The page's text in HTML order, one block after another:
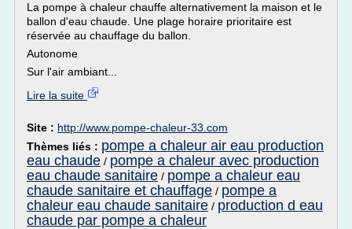
La pompe à chaleur chauffe alternativement la maison et le
ballon d'eau chaude. Une plage horaire prioritaire est
réservée au chauffage du ballon.
Autonome
Sur l'air ambiant...
Lire la suite
Site : http://www.pompe-chaleur-33.com
Thèmes liés : pompe a chaleur air eau production
eau chaude / pompe a chaleur avec production
eau chaude sanitaire / pompe a chaleur eau
chaude sanitaire et chauffage / pompe a
chaleur eau chaude sanitaire / production d eau
chaude par pompe a chaleur